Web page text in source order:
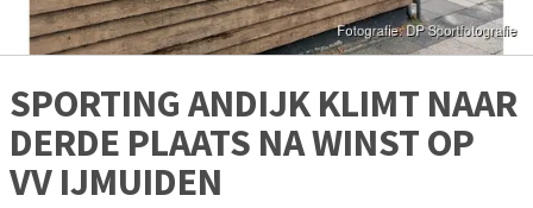
SPORTING ANDIJK KLIMT NAAR
DERDE PLAATS NA WINST OP
VV IJMUIDEN